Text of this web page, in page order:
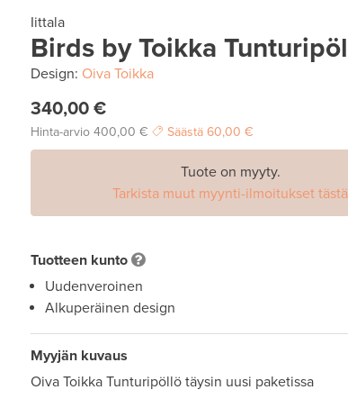
Iittala
Birds by Toikka
Design: Oiva Toikka
340,00 €
Hinta-arvio 400,00 € Säästä 60,00 €
Tuote on myyty.
Tarkista muut myynti-ilmoitukset tästä
Tuotteen kunto
Uudenveroinen
Alkuperäinen design
Myyjän kuvaus
Oiva Toikka Tunturipöllö täysin uusi paketissa